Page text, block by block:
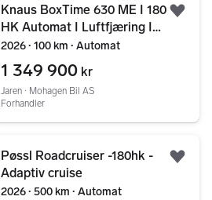
Knaus BoxTime 630 ME I 180
HK Automat I Luftfjæring I
Lithium I Godt Utstyrt !
2026 ∙ 100 km ∙ Automat
1 349 900 kr
Jaren ∙ Mohagen Bil AS
Forhandler
Pøssl Roadcruiser -180hk -
Adaptiv cruise
2026 ∙ 500 km ∙ Automat